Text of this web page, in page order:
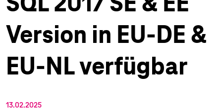
Version in EU-DE &
EU-NL verfügbar
13.02.2025